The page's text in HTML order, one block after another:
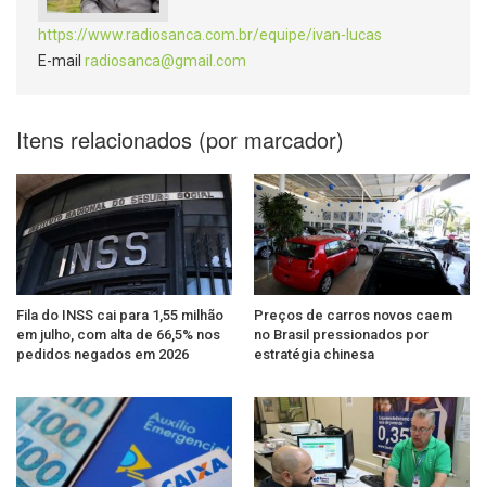
https://www.radiosanca.com.br/equipe/ivan-lucas
E-mail radiosanca@gmail.com
Itens relacionados (por marcador)
Fila do INSS cai para 1,55 milhão
em julho, com alta de 66,5% nos
pedidos negados em 2026
Preços de carros novos caem
no Brasil pressionados por
estratégia chinesa